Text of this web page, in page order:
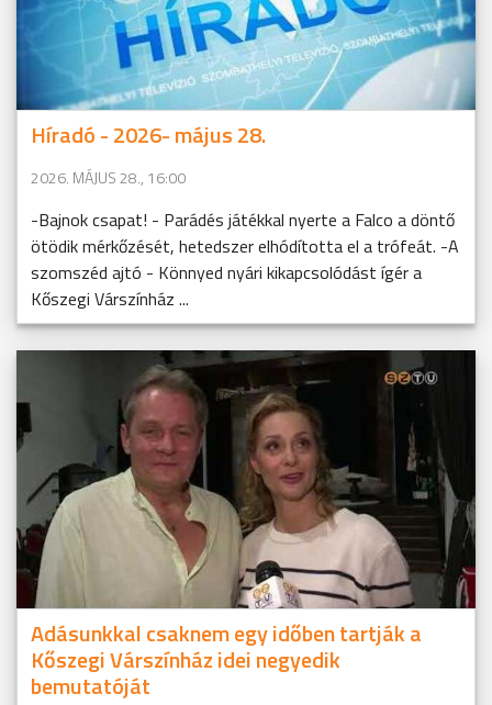
Híradó - 2026- május 28.
2026. MÁJUS 28., 16:00
-Bajnok csapat! - Parádés játékkal nyerte a Falco a döntő
ötödik mérkőzését, hetedszer elhódította el a trófeát. -A
szomszéd ajtó - Könnyed nyári kikapcsolódást ígér a
Kőszegi Várszínház ...
Adásunkkal csaknem egy időben tartják a
Kőszegi Várszínház idei negyedik
bemutatóját